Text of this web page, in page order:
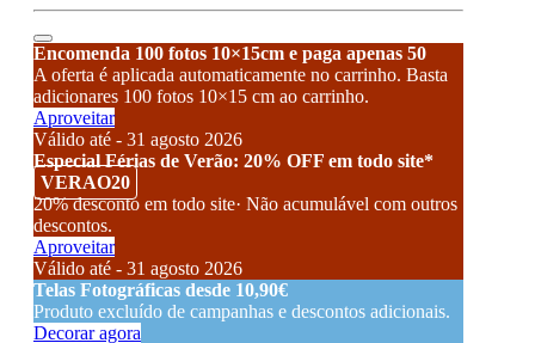
Encomenda 100 fotos 10×15cm e paga apenas 50
A oferta é aplicada automaticamente no carrinho. Basta
adicionares 100 fotos 10×15 cm ao carrinho.
Aproveitar
Válido até - 31 agosto 2026
Especial Férias de Verão: 20% OFF em todo site*
VERAO20
20% desconto em todo site· Não acumulável com outros
descontos.
Aproveitar
Válido até - 31 agosto 2026
Telas Fotográficas desde 10,90€
Produto excluído de campanhas e descontos adicionais.
Decorar agora